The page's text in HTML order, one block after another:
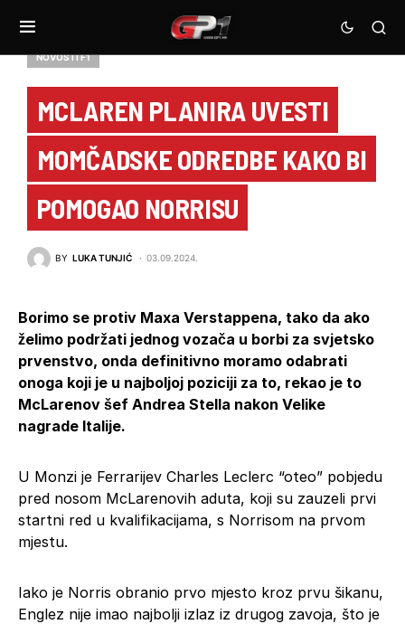
NOVOSTI F1
MCLAREN PLANIRA UVESTI
MOMČADSKE ODREDBE KAKO BI
POMOGAO NORRISU
BY LUKA TUNJIĆ 03.09.2024.
Borimo se protiv Maxa Verstappena, tako da ako
želimo podržati jednog vozača u borbi za svjetsko
prvenstvo, onda definitivno moramo odabrati
onoga koji je u najboljoj poziciji za to, rekao je to
McLarenov šef Andrea Stella nakon Velike
nagrade Italije.
U Monzi je Ferrarijev Charles Leclerc “oteo” pobjedu
pred nosom McLarenovih aduta, koji su zauzeli prvi
startni red u kvalifikacijama, s Norrisom na prvom
mjestu.
Iako je Norris obranio prvo mjesto kroz prvu šikanu,
Englez nije imao najbolji izlaz iz drugog zavoja, što je